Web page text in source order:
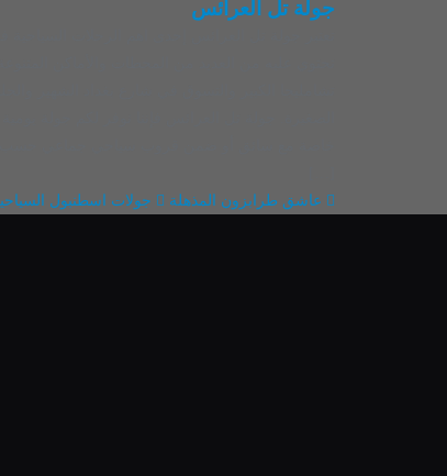
جولة تل العرائس
عاشق طرابزون المذهلة
جولات اسطنبول